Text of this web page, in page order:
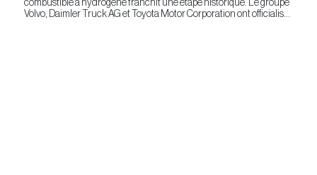
combustible pour le transport
commercial
combustible à hydrogène franchit une étape historique. Le groupe
Volvo, Daimler Truck AG et Toyota Motor Corporation ont officialisé